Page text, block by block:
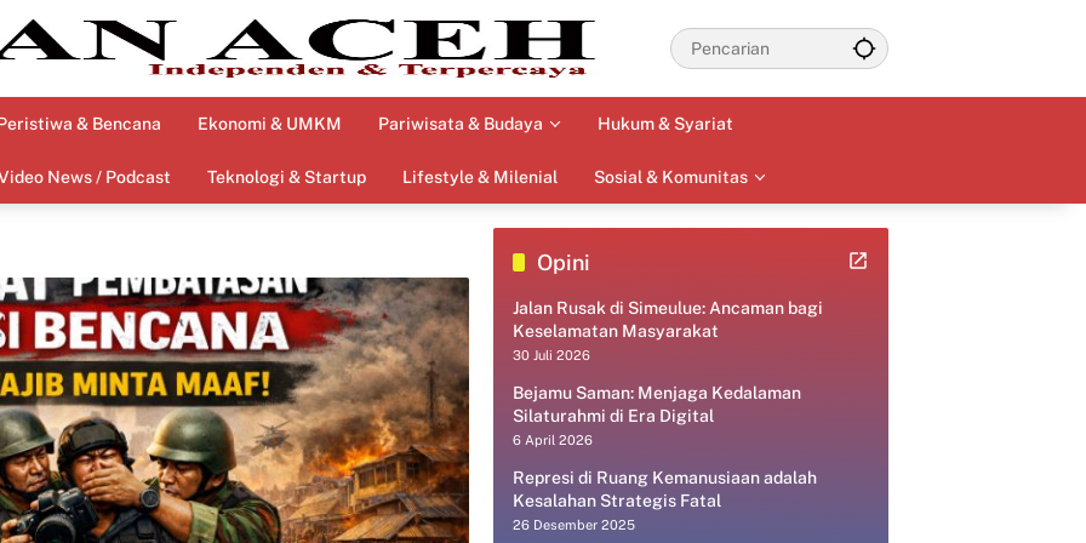
& Bencana Ekonomi & UMKM Pariwisata & Budaya Hukum & Syariat
News / Podcast Teknologi & Startup Lifestyle & Milenial Sosial & Komunitas
Opini
Jalan Rusak di Simeulue: Ancaman bagi
Keselamatan Masyarakat
30 Juli 2026
Bejamu Saman: Menjaga Kedalaman
Silaturahmi di Era Digital
6 April 2026
Represi di Ruang Kemanusiaan adalah
Kesalahan Strategis Fatal
26 Desember 2025